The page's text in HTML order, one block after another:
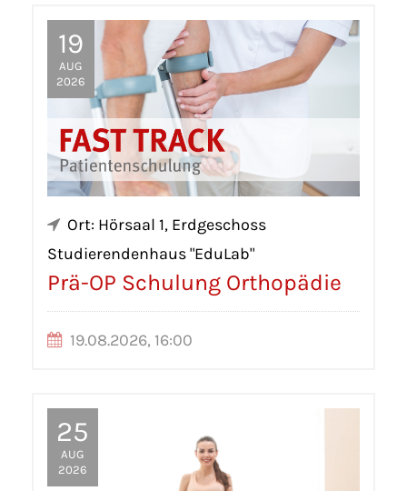
19
AUG
2026
Ort: Hörsaal 1, Erdgeschoss
Studierendenhaus "EduLab"
Prä-OP Schulung Orthopädie
19.08.2026, 16:00
25
AUG
2026